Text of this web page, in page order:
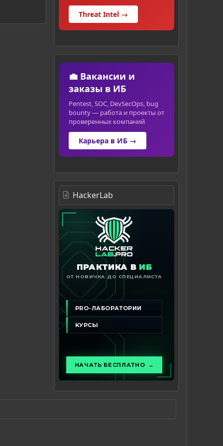
Threat Intel →
💼 Вакансии и
заказы в ИБ
Pentest, SOC, DevSecOps, bug
bounty — работа и проекты от
проверенных компаний
Карьера в ИБ →
HackerLab